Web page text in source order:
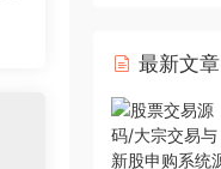
最新文章